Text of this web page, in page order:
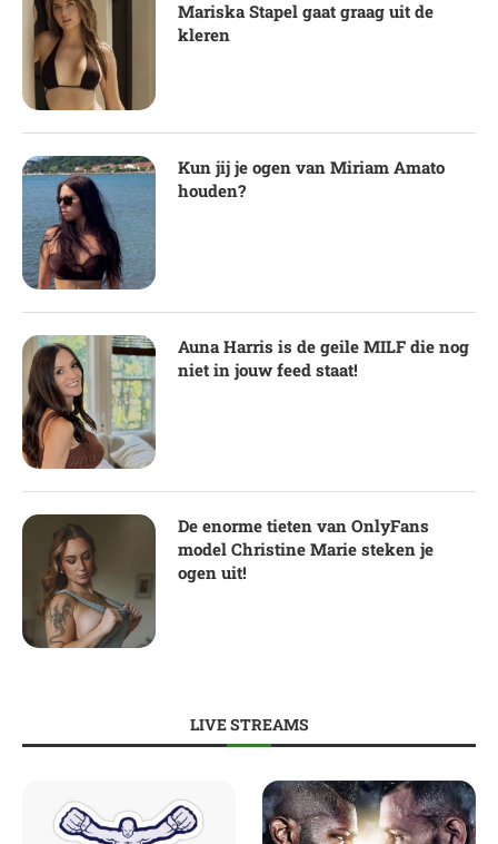
Mariska Stapel gaat graag uit de
kleren
Kun jij je ogen van Miriam Amato
houden?
Auna Harris is de geile MILF die nog
niet in jouw feed staat!
De enorme tieten van OnlyFans
model Christine Marie steken je
ogen uit!
LIVE STREAMS